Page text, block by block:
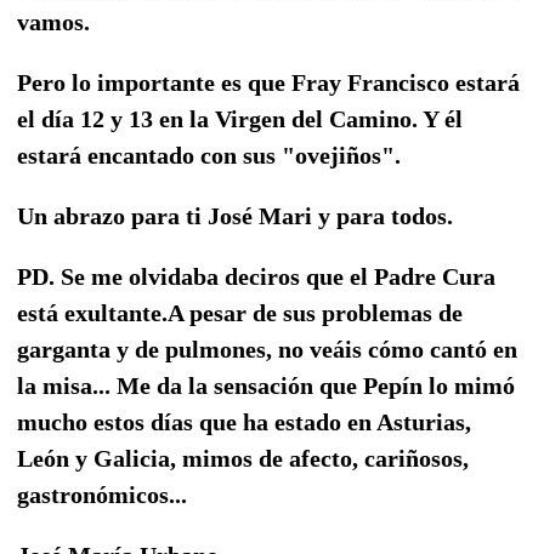
vamos.
Pero lo importante es que Fray Francisco estará
el día 12 y 13 en la Virgen del Camino. Y él
estará encantado con sus "ovejiños".
Un abrazo para ti José Mari y para todos.
PD. Se me olvidaba deciros que el Padre Cura
está exultante.A pesar de sus problemas de
garganta y de pulmones, no veáis cómo cantó en
la misa... Me da la sensación que Pepín lo mimó
mucho estos días que ha estado en Asturias,
León y Galicia, mimos de afecto, cariñosos,
gastronómicos...